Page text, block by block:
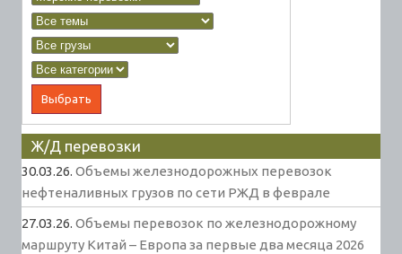
Ж/Д перевозки
30.03.26. Объемы железнодорожных перевозок
нефтеналивных грузов по сети РЖД в феврале
27.03.26. Объемы перевозок по железнодорожному
маршруту Китай – Европа за первые два месяца 2026